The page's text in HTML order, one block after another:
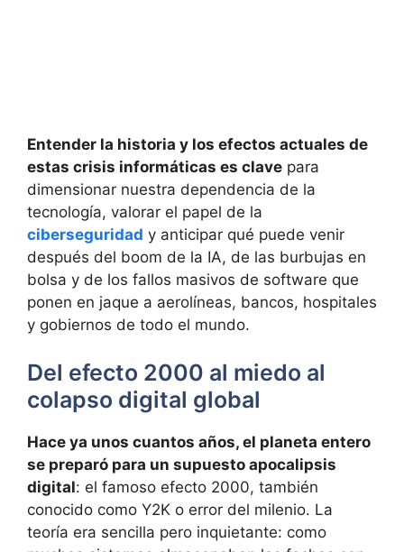
Entender la historia y los efectos actuales de
estas crisis informáticas es clave para
dimensionar nuestra dependencia de la
tecnología, valorar el papel de la
ciberseguridad y anticipar qué puede venir
después del boom de la IA, de las burbujas en
bolsa y de los fallos masivos de software que
ponen en jaque a aerolíneas, bancos, hospitales
y gobiernos de todo el mundo.
Del efecto 2000 al miedo al
colapso digital global
Hace ya unos cuantos años, el planeta entero
se preparó para un supuesto apocalipsis
digital: el famoso efecto 2000, también
conocido como Y2K o error del milenio. La
teoría era sencilla pero inquietante: como